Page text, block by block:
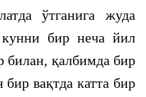
ўтганига жуда
бир неча йил
билан, қалбимда бир
вақтда катта бир